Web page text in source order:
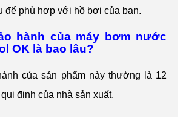
để phù hợp với hồ bơi của bạn.
hành của máy bơm nước
OK là bao lâu?
của sản phẩm này thường là 12
định của nhà sản xuất.